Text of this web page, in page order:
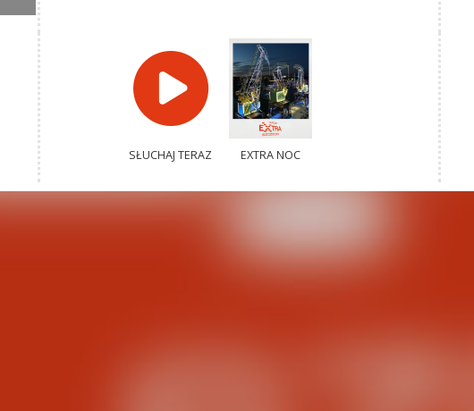
SŁUCHAJ TERAZ EXTRA NOC